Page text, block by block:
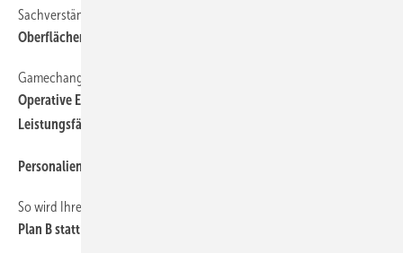
Sachverständiger Claudiu s Freiberg packt aus, Teil I
Oberflächen verstehen und fachmännisch reparieren
Gamechanger für die Branche, Teil 2
Operative Exzellenz als Fundament nachhaltiger
Leistungsfä higkeit
Personalien
So wird Ihre Lieferkette resilient
Plan B statt Produktionsstopp